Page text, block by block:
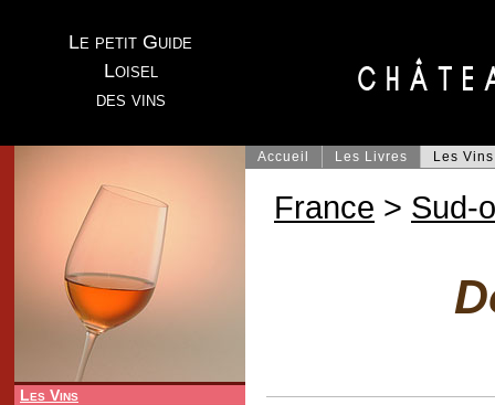
Le petit Guide
Loisel
des vins
Les Vins
Accueil Les Livres Les Vins
France > Sud-